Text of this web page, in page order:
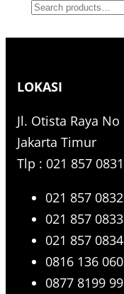
S
c
h
LOKASI
Jl. Otista Raya
Jakarta Timur
Tlp : 021 857 0831
021 857 0832
021 857 0833
021 857 0834
0816 136
0877 8199